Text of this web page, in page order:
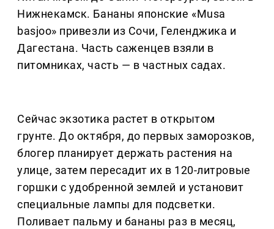
Нижнекамск. Бананы японские «Musa
basjoo» привезли из Сочи, Геленджика и
Дагестана. Часть саженцев взяли в
питомниках, часть — в частных садах.
Сейчас экзотика растет в открытом
грунте. До октября, до первых заморозков,
блогер планирует держать растения на
улице, затем пересадит их в 120-литровые
горшки с удобренной землей и установит
специальные лампы для подсветки.
Поливает пальму и бананы раз в месяц,